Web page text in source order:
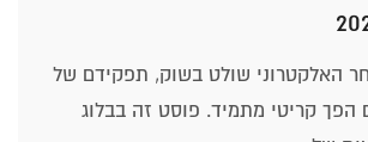
האלקטרוני שולט בשוק, תפקידם של
הפך קריטי מתמיד. פוסט זה בבלוג